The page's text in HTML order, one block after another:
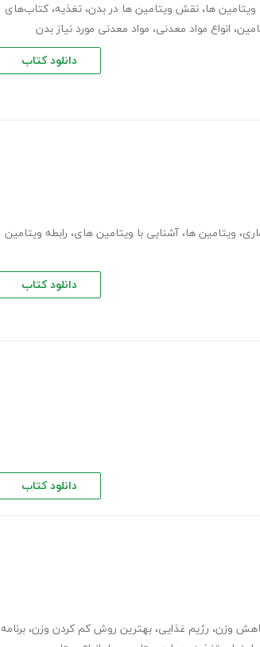
ویتامین ها، نقش ویتامین ها در بدن، تغذیه، کتاب‌های
، انواع مواد معدنی، مواد معدنی مورد نیاز بدن
دانلود کتاب
، ویتامین ها، آشنایی با ویتامین های، رابطه ویتامین
دانلود کتاب
دانلود کتاب
وزن، رژیم غذایی، بهترین روش کم کردن وزن، برنامه